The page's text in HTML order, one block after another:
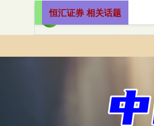
恒汇证券 相关话题